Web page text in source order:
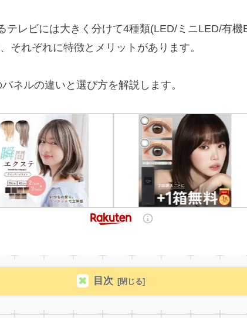
テレビには大きく分けて4種類(LED/ミニLED/有機
それぞれに特徴とメリットがあります。
ネルの違いと選び方を解説します。
目次